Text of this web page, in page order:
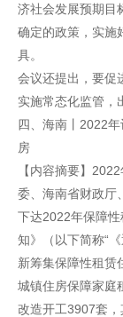
济社会发展预期目
确定的政策，实施
具。
会议还提出，要促
实施常态化监管，
四、海南丨2022
房
【内容摘要】
委、海南省财政厅
下达2022年保障
知》（以下简称“
新筹集保障性租赁
城镇住房保障家庭
改造开工3907套